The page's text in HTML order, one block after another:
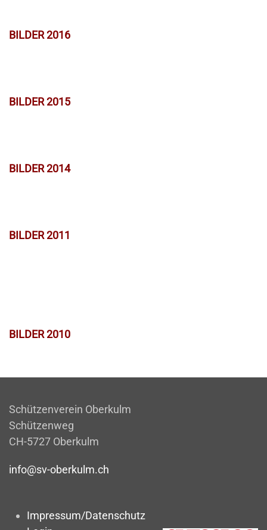
BILDER 2016
BILDER 2015
BILDER 2014
BILDER 2011
BILDER 2010
Schützenverein Oberkulm
Schützenweg
CH-5727 Oberkulm
info@sv-oberkulm.ch
Impressum/Datenschutz